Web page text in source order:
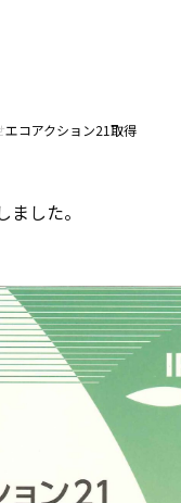
エコアクション21取得
した。